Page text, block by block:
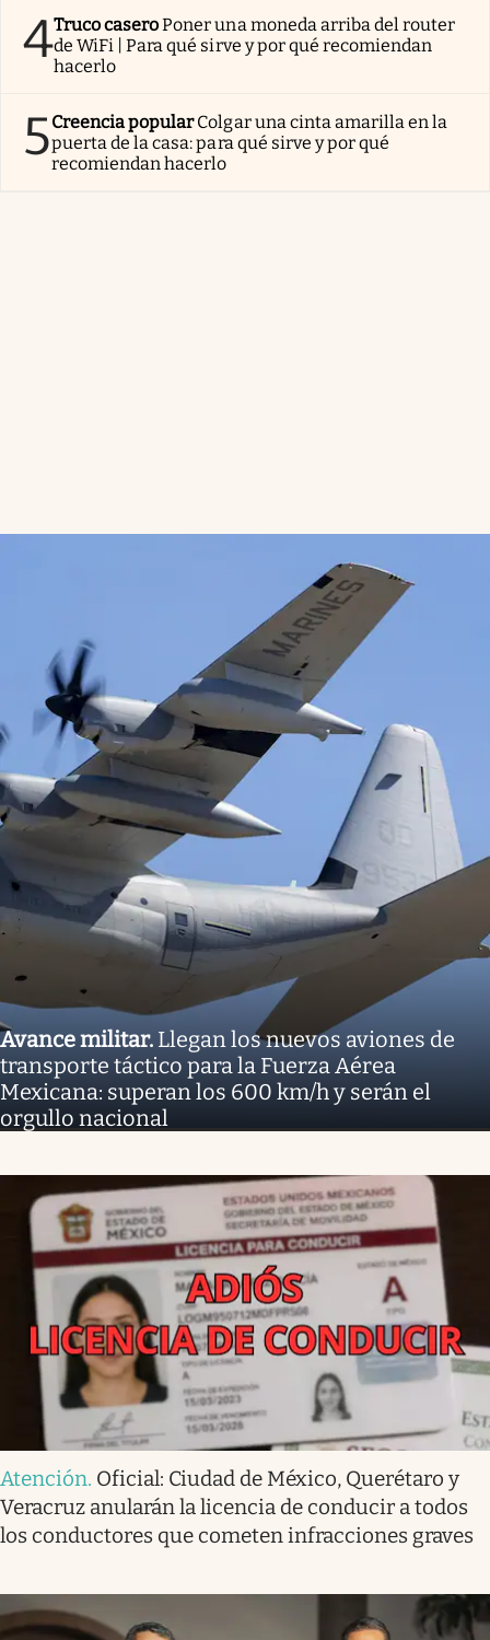
4Truco caseroPoner una moneda arriba del router
de WiFi | Para qué sirve y por qué recomiendan
hacerlo
5Creencia popularColgar una cinta amarilla en la
puerta de la casa: para qué sirve y por qué
recomiendan hacerlo
Avance militar. Llegan los nuevos aviones de
transporte táctico para la Fuerza Aérea
Mexicana: superan los 600 km/h y serán el
orgullo nacional
Atención. Oficial: Ciudad de México, Querétaro y
Veracruz anularán la licencia de conducir a todos
los conductores que cometen infracciones graves